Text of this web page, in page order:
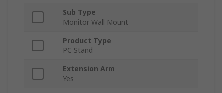
Sub Type
Monitor Wall Mount
Product Type
PC Stand
Extension Arm
Yes